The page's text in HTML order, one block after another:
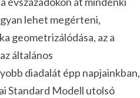
lehet megérteni,
geometrizálódása, az a
általános
diadalát épp napjainkban,
Standard Modell utolsó